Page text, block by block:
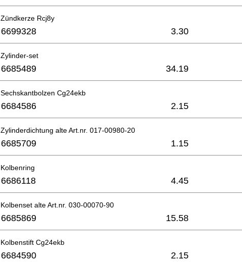
Zündkerze Rcj8y
6699328 3.30
Zylinder-set
6685489 34.19
Sechskantbolzen Cg24ekb
6684586 2.15
Zylinderdichtung alte Art.nr. 017-00980-20
6685709 1.15
Kolbenring
6686118 4.45
Kolbenset alte Art.nr. 030-00070-90
6685869 15.58
Kolbenstift Cg24ekb
6684590 2.15